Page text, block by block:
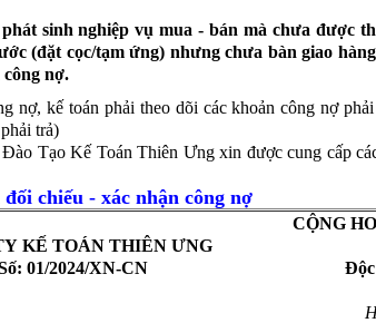
sinh nghiệp vụ mua - bán mà chưa được
(đặt cọc/tạm ứng) nhưng chưa bàn giao
nợ.
nợ, kế toán phải theo dõi các khoản công nợ
trả)
Tạo Kế Toán Thiên Ưng xin được cung cấp
chiếu - xác nhận công nợ
KẾ TOÁN THIÊN ƯNG
01/2024/XN-CN
CỘNG